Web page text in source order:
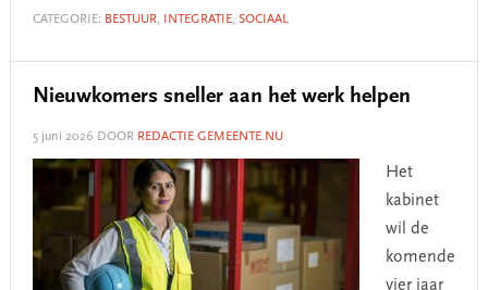
CATEGORIE: BESTUUR, INTEGRATIE, SOCIAAL
Nieuwkomers sneller aan het werk helpen
5 juni 2026 DOOR REDACTIE GEMEENTE.NU
Het
kabinet
wil de
komende
vier jaar